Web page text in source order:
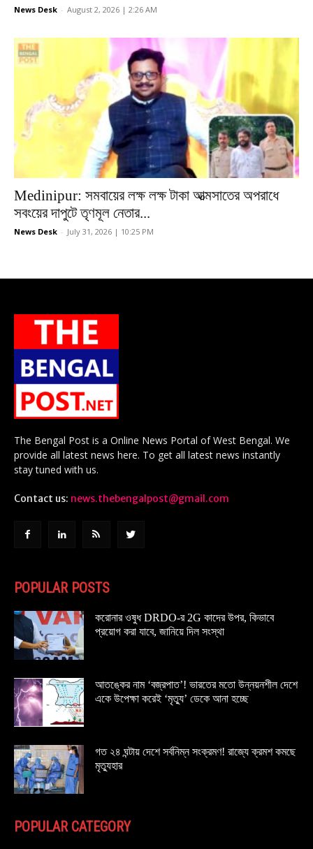
News Desk - August 2, 2026 | 2:26 AM
Medinipur: সমবায়ের লক্ষ লক্ষ টাকা আত্মসাতের অপরাধে
সবংয়ের দাপুটে তৃণমূল নেতার...
News Desk - July 31, 2026 | 10:25 PM
The Bengal Post is a Online News Portal of West Bengal. We
provide all latest news here. To get all latest news instantly
stay tuned with us.
Contact us: news.thebengalpost@gmail.com
POPULAR POSTS
করোনার ওষুধ DRDO-র 2G কাদের উপর, কিভাবে
প্রয়োগ করা যাবে, জানিয়ে দিল সংস্থা
আতঙ্কের নাম ‘বজ্রপাত’! ভারতের মতো উন্নয়নশীল দেশে
একে উপেক্ষা করেই ‘মৃত্যু’ ডেকে আনা হচ্ছে
গত ২৪ ঘন্টায় দেশে সর্বনিম্ন সংক্রমণ! রাজ্যে ক্রমশ কমছে
মৃত্যুহার
POPULAR CATEGORY